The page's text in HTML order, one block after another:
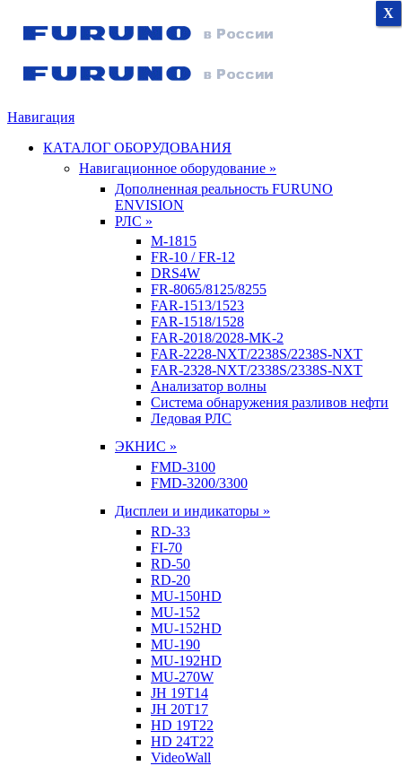
Навигация
КАТАЛОГ ОБОРУДОВАНИЯ
Навигационное оборудование »
Дополненная реальность FURUNO
ENVISION
РЛС »
M-1815
FR-10 / FR-12
DRS4W
FR-8065/8125/8255
FAR-1513/1523
FAR-1518/1528
FAR-2018/2028-MK-2
FAR-2228-NXT/2238S/2238S-NXT
FAR-2328-NXT/2338S/2338S-NXT
Анализатор волны
Система обнаружения разливов нефти
Ледовая РЛС
ЭКНИС »
FMD-3100
FMD-3200/3300
Дисплеи и индикаторы »
RD-33
FI-70
RD-50
RD-20
MU-150HD
MU-152
MU-152HD
MU-190
MU-192HD
MU-270W
JH 19T14
JH 20T17
HD 19T22
HD 24T22
VideoWall
X
X
X